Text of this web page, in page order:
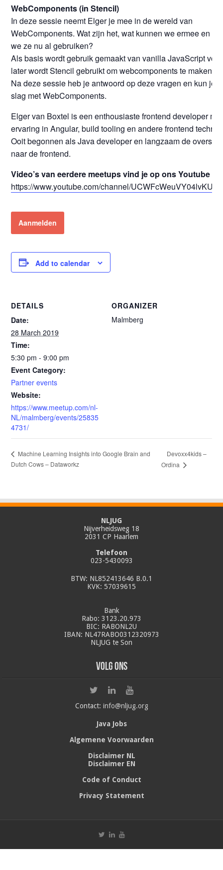
WebComponents (in Stencil)
In deze sessie neemt Elger je mee in de wereld van
WebComponents. Wat zijn het, wat kunnen we ermee en
we ze nu al gebruiken?
Als basis wordt gebruik gemaakt van vanilla JavaScript
later wordt Stencil gebruikt om webcomponents te maken.
Na deze sessie heb je antwoord op deze vragen en kun je
slag met WebComponents.
Elger van Boxtel is een enthousiaste frontend developer
ervaring in Angular, build tooling en andere frontend
Ooit begonnen als Java developer en langzaam de
naar de frontend.
Video’s van eerdere meetups vind je op ons Youtube
https://www.youtube.com/channel/
Aanmelden
Add to calendar
DETAILS
Date:
28 March 2019
Time:
5:30 pm - 9:00 pm
Event Category:
Partner events
Website:
https://www.meetup.com/nl-
NL/malmberg/events/25835
4731/
ORGANIZER
Malmberg
Machine Learning Insights into Google Brain and
Dutch Cows – Dataworkz
Devoxx4kids –
Ordina
NLJUG
Nijverheidsweg 18
2031 CP Haarlem
Telefoon
023-5430093
BTW: NL852413646 B.0.1
KVK: 57039615
Bank
Rabo: 3123.20.973
BIC: RABONL2U
IBAN: NL47RABO0312320973
NLJUG te Son
Volg ons
Contact: info@nljug.org
Java Jobs
Algemene Voorwaarden
Disclaimer NL
Disclaimer EN
Code of Conduct
Privacy Statement